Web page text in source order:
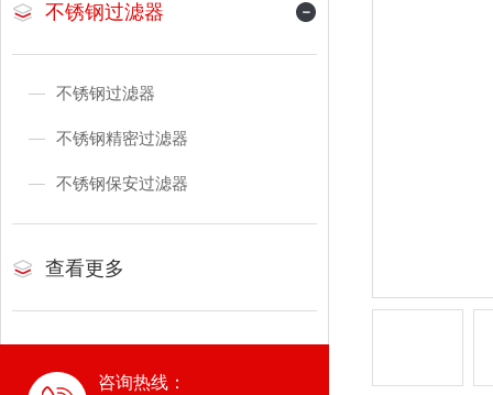
不锈钢过滤器
不锈钢过滤器
不锈钢精密过滤器
不锈钢保安过滤器
查看更多
咨询热线：